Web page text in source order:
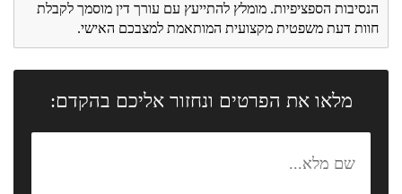
הנסיבות הספציפיות. מומלץ להתייעץ עם עורך דין מוסמך לקבלת
חוות דעת משפטית מקצועית המותאמת למצבכם האישי.
מלאו את הפרטים ונחזור אליכם בהקדם: